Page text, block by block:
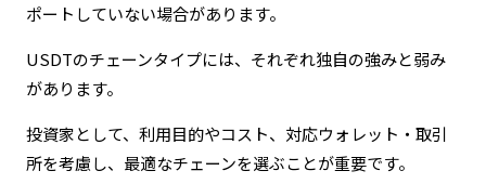
ポートしていない場合があります。
USDTのチェーンタイプには、それぞれ独自の強みと弱み
があります。
投資家として、利用目的やコスト、対応ウォレット・取引
所を考慮し、最適なチェーンを選ぶことが重要です。